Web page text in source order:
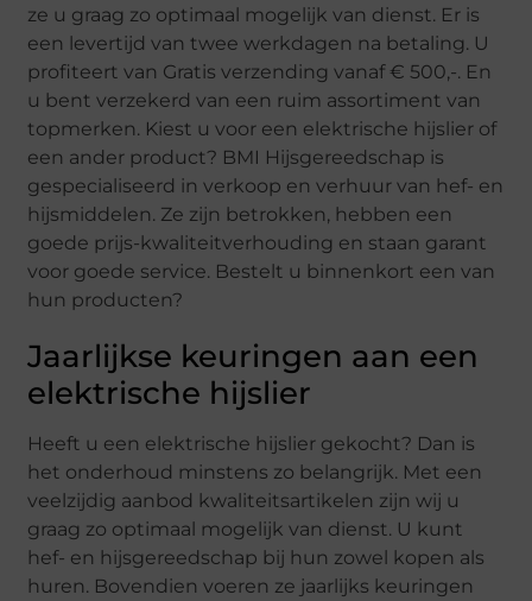
ze u graag zo optimaal mogelijk van dienst. Er is
een levertijd van twee werkdagen na betaling. U
profiteert van Gratis verzending vanaf € 500,-. En
u bent verzekerd van een ruim assortiment van
topmerken. Kiest u voor een elektrische hijslier of
een ander product? BMI Hijsgereedschap is
gespecialiseerd in verkoop en verhuur van hef- en
hijsmiddelen. Ze zijn betrokken, hebben een
goede prijs-kwaliteitverhouding en staan garant
voor goede service. Bestelt u binnenkort een van
hun producten?
Jaarlijkse keuringen aan een
elektrische hijslier
Heeft u een elektrische hijslier gekocht? Dan is
het onderhoud minstens zo belangrijk. Met een
veelzijdig aanbod kwaliteitsartikelen zijn wij u
graag zo optimaal mogelijk van dienst. U kunt
hef- en hijsgereedschap bij hun zowel kopen als
huren. Bovendien voeren ze jaarlijks keuringen